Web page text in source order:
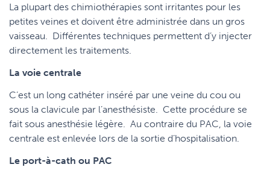
La plupart des chimiothérapies sont irritantes pour les
petites veines et doivent être administrée dans un gros
vaisseau. Différentes techniques permettent d’y injecter
directement les traitements.
La voie centrale
C’est un long cathéter inséré par une veine du cou ou
sous la clavicule par l’anesthésiste. Cette procédure se
fait sous anesthésie légère. Au contraire du PAC, la voie
centrale est enlevée lors de la sortie d’hospitalisation.
Le port-à-cath ou PAC